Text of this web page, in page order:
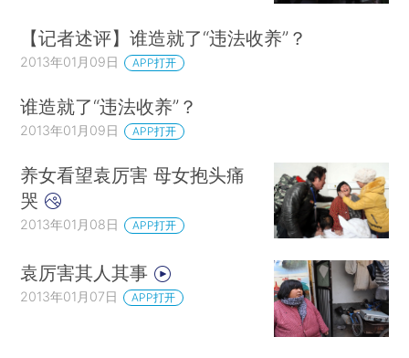
【记者述评】谁造就了“违法收养”？
2013年01月09日 APP打开
谁造就了“违法收养”？
2013年01月09日 APP打开
养女看望袁厉害 母女抱头痛
哭
2013年01月08日 APP打开
袁厉害其人其事
2013年01月07日 APP打开